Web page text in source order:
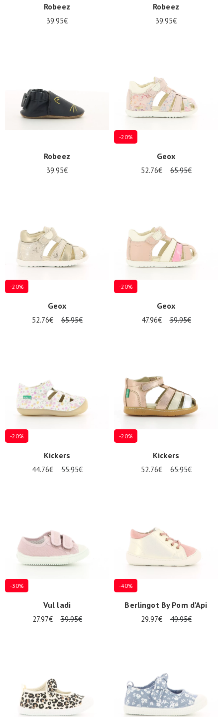
Robeez
39.95€
Robeez
39.95€
Robeez
39.95€
-20%
Geox
52.76€ 65.95€
-20%
Geox
52.76€ 65.95€
-20%
Geox
47.96€ 59.95€
-20%
Kickers
44.76€ 55.95€
-20%
Kickers
52.76€ 65.95€
-30%
Vul ladi
27.97€ 39.95€
-40%
Berlingot By Pom d'Api
29.97€ 49.95€